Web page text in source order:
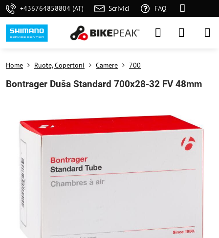
+436764858804 (AT) Scrivici FAQ
Home Ruote, Copertoni Camere 700
Bontrager Duša Standard 700x28-32 FV 48mm